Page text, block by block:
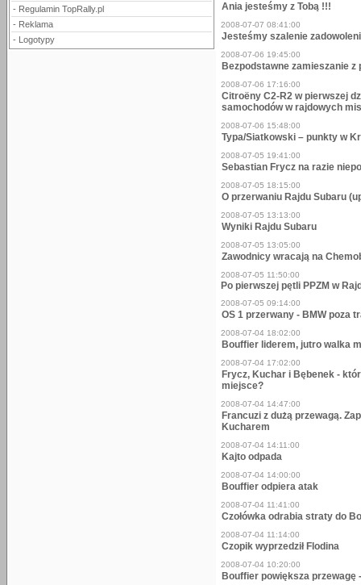
- Regulamin TopRally.pl
- Reklama
- Logotypy
Ania jesteśmy z Tobą !!!
2008-07-07 08:41:00
Jesteśmy szalenie
2008-07-06 19:45:00
Bezpodstawne zamieszanie
2008-07-06 17:16:00
Citroëny C2-R2 w pierwszej
samochodów w rajdowych
2008-07-06 15:48:00
Typa/Siatkowski – punkty w
2008-07-05 19:41:00
Sebastian Frycz na razie
2008-07-05 18:15:00
O przerwaniu Rajdu Subaru
2008-07-05 13:13:00
Wyniki Rajdu Subaru
2008-07-05 13:05:00
Zawodnicy wracają na
2008-07-05 11:50:00
Po pierwszej pętli PPZM w
2008-07-05 09:14:00
OS 1 przerwany - BMW poza
2008-07-04 18:02:00
Bouffier liderem, jutro walka
2008-07-04 17:02:00
Frycz, Kuchar i Bębenek -
miejsce?
2008-07-04 14:47:00
Francuzi z dużą przewagą.
Kucharem
2008-07-04 14:11:00
Kajto odpada
2008-07-04 14:00:00
Bouffier odpiera atak
2008-07-04 11:41:00
Czołówka odrabia straty do
2008-07-04 11:14:00
Czopik wyprzedził Flodina
2008-07-04 10:20:00
Bouffier powiększa przewagę